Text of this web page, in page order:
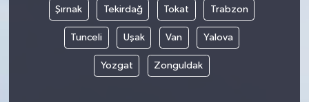
Şırnak Tekirdağ Tokat Trabzon
Tunceli Uşak Van Yalova
Yozgat Zonguldak